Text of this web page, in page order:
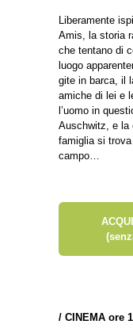
Liberamente
Amis, la storia
che tentano di
luogo
gite in barca, il
amiche di lei e
l’uomo in
Auschwitz, e la
famiglia si
campo…
/ CINEMA ore